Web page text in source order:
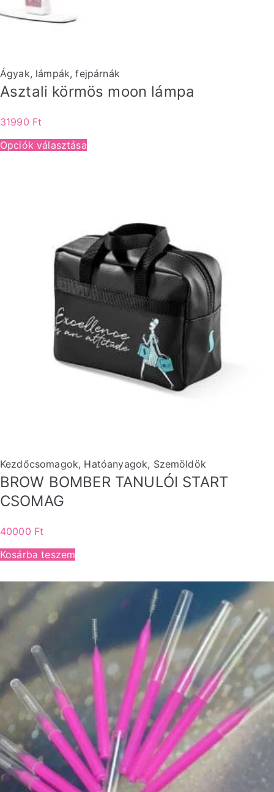
Ágyak, lámpák, fejpárnák
Asztali körmös moon lámpa
31990 Ft
Opciók választása
Kezdőcsomagok, Hatóanyagok, Szemöldök
BROW BOMBER TANULÓI START
CSOMAG
40000 Ft
Kosárba teszem